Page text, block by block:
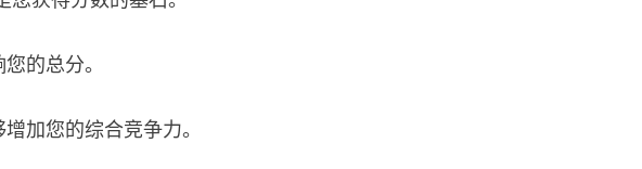
的总分。
加您的综合竞争力。